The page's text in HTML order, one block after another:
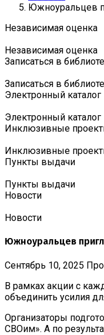
Южноуральцев
Независимая оценка
Независимая оценка
Записаться в
Записаться в
Электронный каталог
Электронный каталог
Инклюзивные
Инклюзивные
Пункты выдачи
Пункты выдачи
Новости
Новости
Южноуральцев
Сентябрь 10, 2025
В рамках акции с
объединить усилия
Организаторы
СВОим». А по